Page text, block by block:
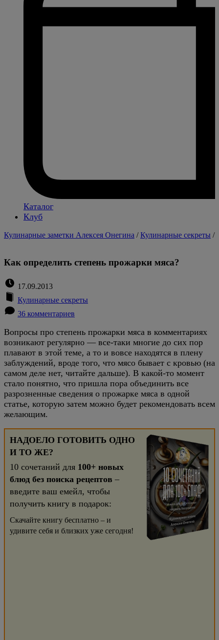
Каталог
Клуб
Кулинарные заметки Алексея Онегина /Кулинарные секреты /
Как определить степень прожарки мяса?
17.09.2013
Кулинарные секреты
36 комментариев
Вопросы про степень прожарки мяса в комментариях
возникают регулярно — все-таки многие до сих пор
плавают в этой теме, а то и вовсе находятся в плену
заблуждений, вроде того, что мясо бывает с кровью (на
самом деле нет, читайте дальше). В какой-то момент
стало понятно, что пришла пора объединить все
разрозненные сведения о прожарке мяса в одной
статье, которую затем можно будет рекомендовать всем
желающим.
НАДОЕЛО ГОТОВИТЬ ОДНО
И ТО ЖЕ?
10 сочетаний для 100+ новых
блюд без поиска рецептов –
введите ваш емейл, чтобы
получить книгу в подарок:
Скачайте книгу бесплатно – и
удивите себя и близких уже сегодня!